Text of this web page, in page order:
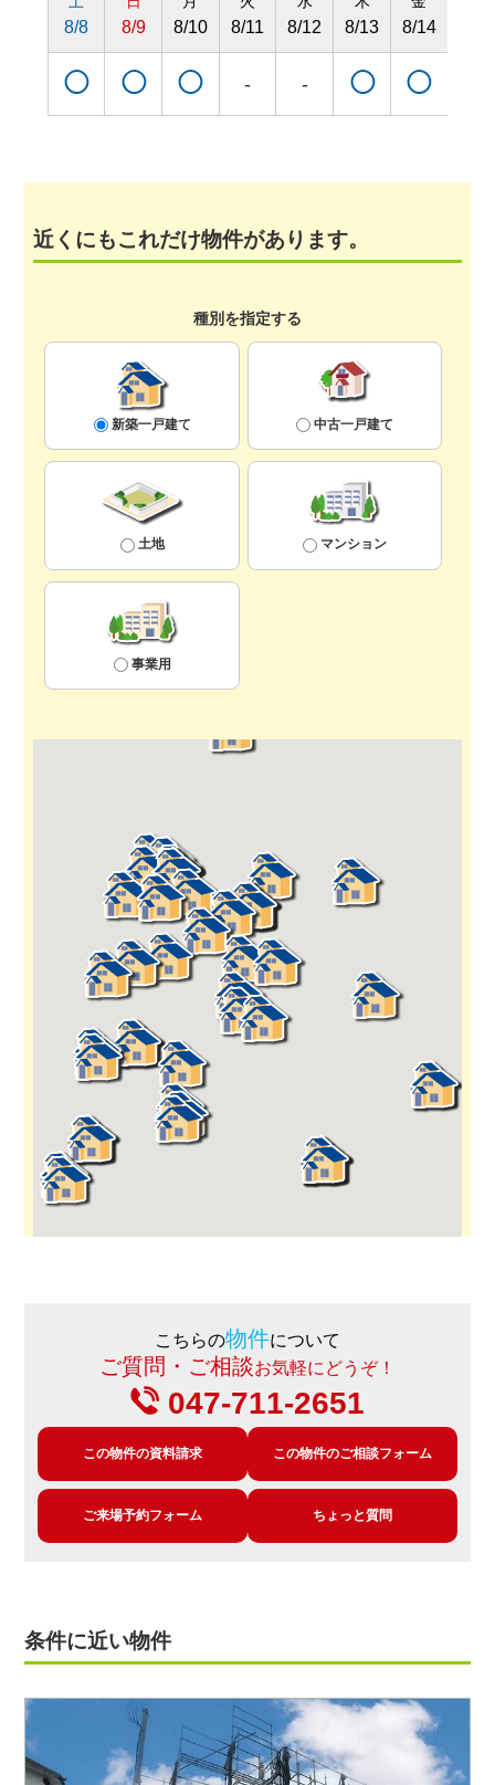
8/8
◯
8/9
◯
8/10
◯
8/11
-
8/12
-
8/13
◯
8/14
◯
近くにもこれだけ物件があります。
種別を指定する
新築一戸建て 中古一戸建て
土地 マンション
事業用
こちらの物件について
ご質問・ご相談お気軽にどうぞ！
047-711-2651
この物件の資料請求 この物件のご相談フォーム
ご来場予約フォーム ちょっと質問
条件に近い物件